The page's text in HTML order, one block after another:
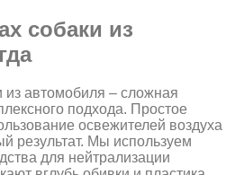
собаки из
из автомобиля – сложная
подхода. Простое
освежителей воздуха
результат. Мы используем
для нейтрализации